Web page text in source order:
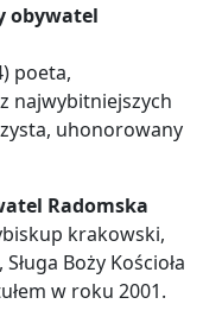
obywatel
poeta,
najwybitniejszych
uhonorowany
Radomska
krakowski,
Boży Kościoła
w roku 2001.